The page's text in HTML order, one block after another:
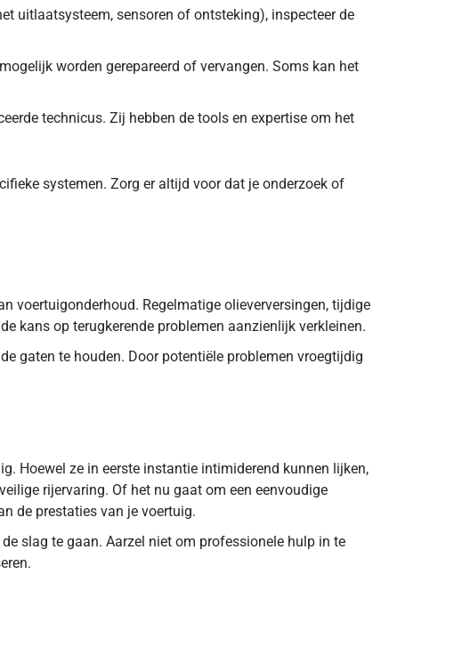
uitlaatsysteem, sensoren of ontsteking), inspecteer de
worden gerepareerd of vervangen. Soms kan het
technicus. Zij hebben de tools en expertise om het
systemen. Zorg er altijd voor dat je onderzoek of
voertuigonderhoud. Regelmatige olieverversingen, tijdige
kans op terugkerende problemen aanzienlijk verkleinen.
gaten te houden. Door potentiële problemen vroegtijdig
Hoewel ze in eerste instantie intimiderend kunnen lijken,
rijervaring. Of het nu gaat om een eenvoudige
de prestaties van je voertuig.
slag te gaan. Aarzel niet om professionele hulp in te